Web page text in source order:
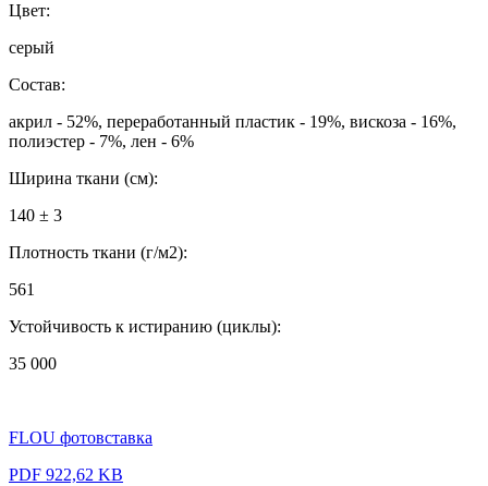
Цвет:
серый
Состав:
акрил - 52%, переработанный пластик - 19%, вискоза - 16%,
полиэстер - 7%, лен - 6%
Ширина ткани (см):
140 ± 3
Плотность ткани (г/м2):
561
Устойчивость к истиранию (циклы):
35 000
FLOU фотовставка
PDF 922,62 KB